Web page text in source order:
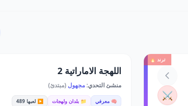
ترند 🔥
⚔️
اللهجة الاماراتية 2
منشئ التحدي:مجهول (مبتدئ)
🧠 معرفي 📁 بلدان ولهجات ▶️ لعبها 489